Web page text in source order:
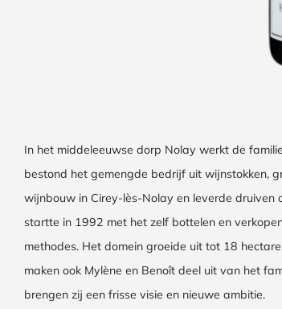
In het middeleeuwse dorp Nolay werkt de
bestond het gemengde bedrijf uit wijnstokken,
wijnbouw in Cirey-lès-Nolay en leverde druiven
startte in 1992 met het zelf bottelen en
methodes. Het domein groeide uit tot 18
maken ook Mylène en Benoît deel uit van het
brengen zij een frisse visie en nieuwe ambitie.